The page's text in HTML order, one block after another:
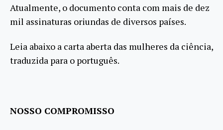
Atualmente, o documento conta com mais de dez
mil assinaturas oriundas de diversos países.
Leia abaixo a carta aberta das mulheres da ciência,
traduzida para o português.
NOSSO COMPROMISSO